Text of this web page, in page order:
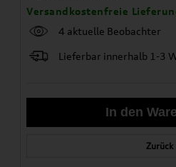
Versandkostenfreie
4 aktuelle Beobachter
Lieferbar innerhalb 1-3
Zurück